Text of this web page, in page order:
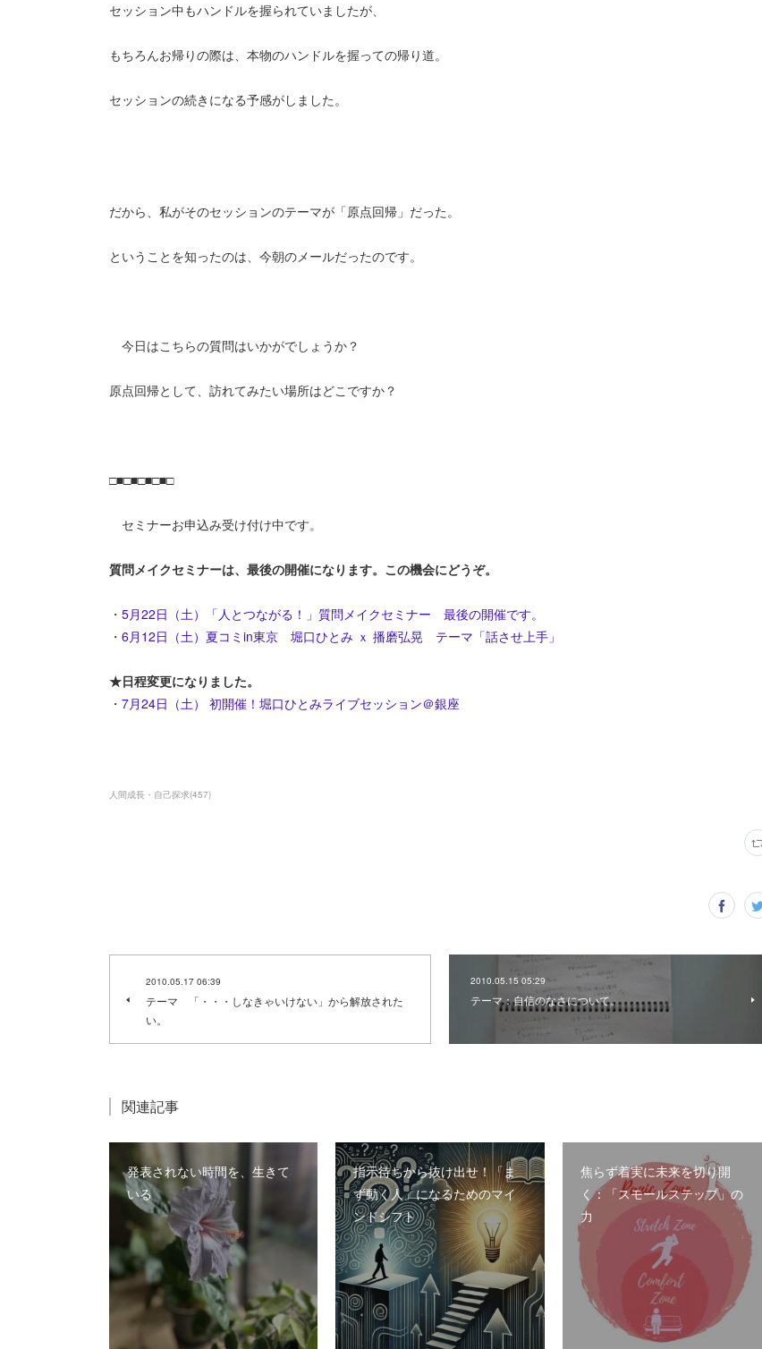
セッション中もハンドルを握られていましたが、
もちろんお帰りの際は、本物のハンドルを握っての帰り道。
セッションの続きになる予感がしました。
だから、私がそのセッションのテーマが「原点回帰」だった。
ということを知ったのは、今朝のメールだったのです。
今日はこちらの質問はいかがでしょうか？
原点回帰として、訪れてみたい場所はどこですか？
□■□■□■□■□
セミナーお申込み受け付け中です。
質問メイクセミナーは、最後の開催になります。この機会にどうぞ。
・ 5月22日（土）「人とつながる！」質問メイクセミナー 最後の開催です。
・ 6月12日（土）夏コミin東京 堀口ひとみ ｘ 播磨弘晃 テーマ「話させ上手」
★日程変更になりました。
・ 7月24日（土） 初開催！堀口ひとみライブセッション＠銀座
人間成長・自己探求(457)
2010.05.17 06:39
テーマ 「・・・しなきゃいけない」から解放された
い。
2010.05.15 05:29
テーマ：自信のなさについて。
関連記事
発表されない時間を、生きて
いる
指示待ちから抜け出せ！「ま
ず動く人」になるためのマイ
ンドシフト
焦らず着実に未来を切り開
く：「スモールステップ」の
力